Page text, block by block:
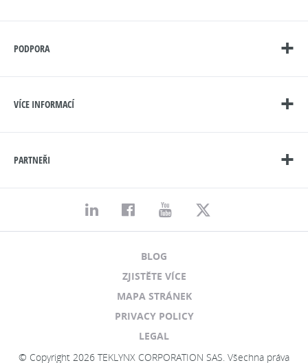
PODPORA
VÍCE INFORMACÍ
PARTNEŘI
© Copyright 2026 TEKLYNX CORPORATION SAS. Všechna práva
BLOG
ZJISTĚTE VÍCE
MAPA STRÁNEK
PRIVACY POLICY
LEGAL